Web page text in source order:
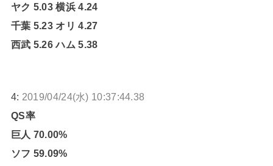
ヤク 5.03 横浜 4.24
千葉 5.23 オリ 4.27
西武 5.26 ハム 5.38
4: 2019/04/24(水) 10:37:44.38
QS率
巨人 70.00%
ソフ 59.09%